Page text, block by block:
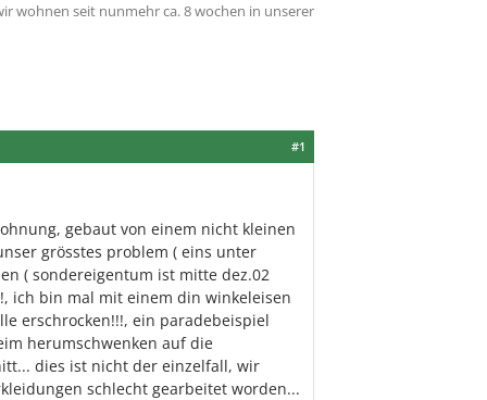
wohnen seit nunmehr ca. 8 wochen in unserer
#1
gebaut von einem nicht kleinen
grösstes problem ( eins unter
( sondereigentum ist mitte dez.02
ich bin mal mit einem din winkeleisen
erschrocken!!!, ein paradebeispiel
herumschwenken auf die
dies ist nicht der einzelfall, wir
schlecht gearbeitet worden...